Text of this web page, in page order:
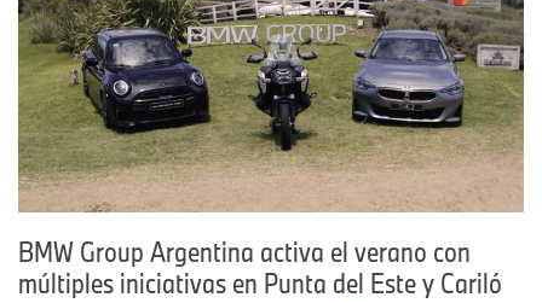
BMW Group Argentina activa el verano con
múltiples iniciativas en Punta del Este y Cariló